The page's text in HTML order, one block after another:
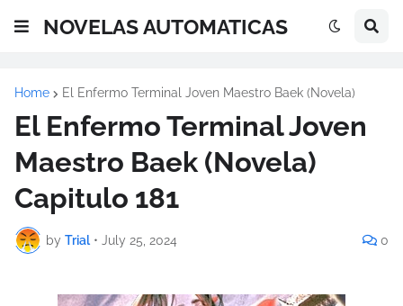
NOVELAS AUTOMATICAS
Home El Enfermo Terminal Joven Maestro Baek (Novela)
El Enfermo Terminal Joven
Maestro Baek (Novela)
Capitulo 181
by Trial • July 25, 2024 0